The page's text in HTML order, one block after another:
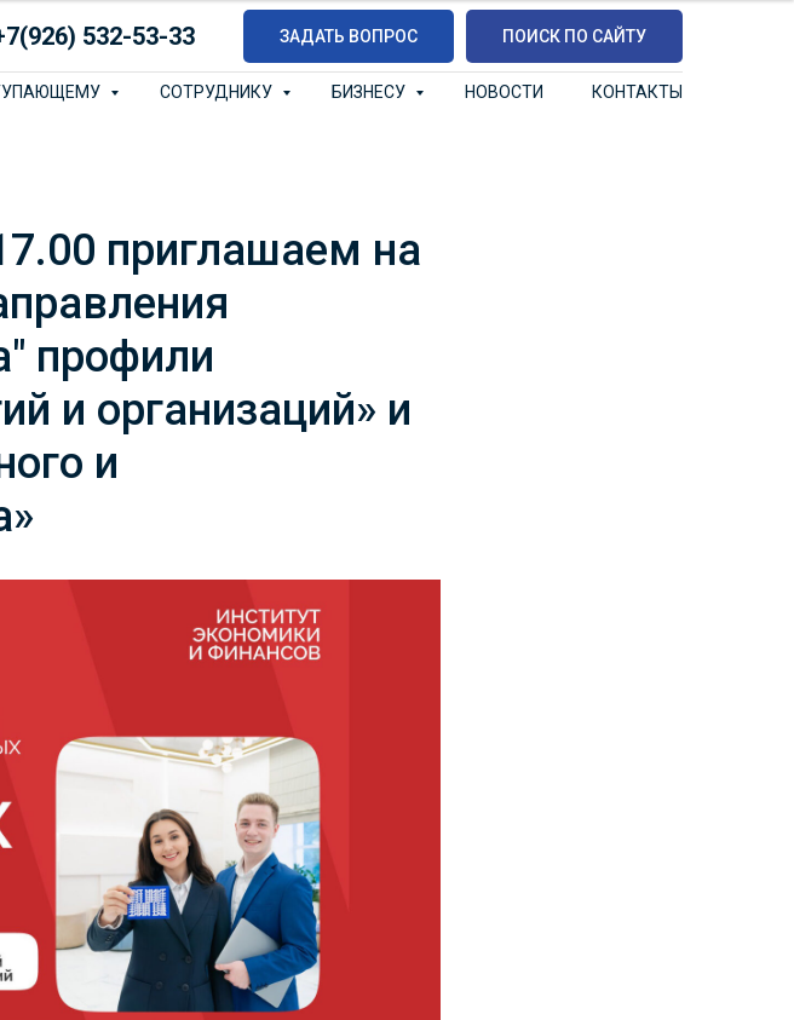
532-53-33 ЗАДАТЬ ВОПРОС ПОИСК ПО САЙТУ
СОТРУДНИКУ БИЗНЕСУ НОВОСТИ КОНТАКТЫ
приглашаем на
профили
и организаций» и
и